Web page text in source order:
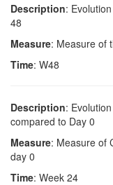
Description:
48
Measure: Measure of
Time: W48
Description:
compared to Day 0
Measure: Measure of
day 0
Time: Week 24